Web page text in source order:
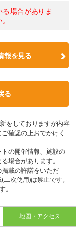
場合がありま
報を見る
る
をしておりますが内容
確認の上おでかけく
の開催情報、施設の
場合があります。
載の許諾をいただ
次使用)は禁止です。
。
地図・アクセス